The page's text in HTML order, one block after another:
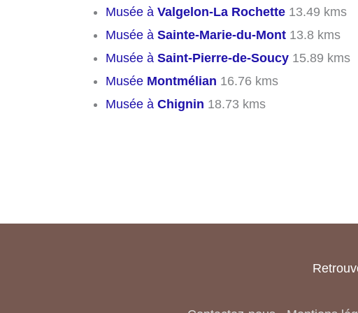
Musée à Valgelon-La Rochette 13.49 kms
Musée à Sainte-Marie-du-Mont 13.8 kms
Musée à Saint-Pierre-de-Soucy 15.89 kms
Musée Montmélian 16.76 kms
Musée à Chignin 18.73 kms